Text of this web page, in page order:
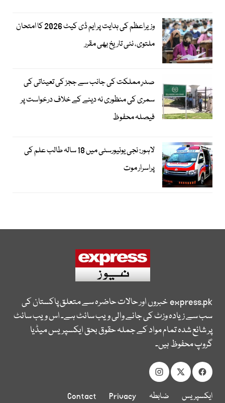
وزیراعظم کی ہدایت پر ایم ڈی کیٹ 2026 کا امتحان
ملتوی، نئی تاریخ بھی مقرر
صدرِ مملکت کی جانب سے ججز کی تعیناتی کی
سمری کی منظوری نہ دینے کے خلاف درخواست پر
فیصلہ محفوظ
لاہور: نجی یونیورسٹی میں 18 سالہ طالب علم کی
پراسرار موت
express.pkخبروں اور حالات حاضرہ سے متعلق پاکستان کی
سب سے زیادہ وزٹ کی جانے والی ویب سائٹ ہے۔ اس ویب سائٹ
پر شائع شدہ تمام مواد کے جملہ حقوق بحق ایکسپریس میڈیا
گروپ محفوظ ہیں۔
ایکسپریس
ضابطہ
Privacy
Contact